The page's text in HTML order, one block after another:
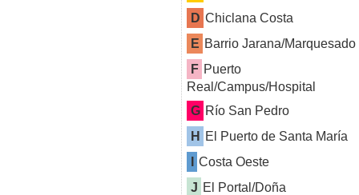
D Chiclana Costa
E Barrio Jarana/Marquesado
F Puerto
Real/Campus/Hospital
G Río San Pedro
H
El Puerto de Santa María
Costa Oeste
J El Portal/Doña